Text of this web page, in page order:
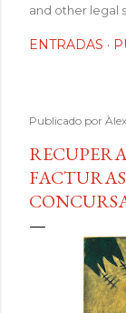
and other legal
ENTRADAS
Publicado por